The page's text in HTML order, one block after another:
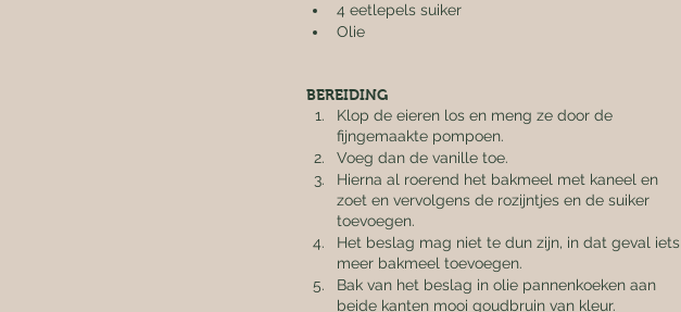
4 eetlepels suiker
Olie
BEREIDING
Klop de eieren los en meng ze door de
fijngemaakte pompoen.
Voeg dan de vanille toe.
Hierna al roerend het bakmeel met kaneel en
zoet en vervolgens de rozijntjes en de suiker
toevoegen.
Het beslag mag niet te dun zijn, in dat geval iets
meer bakmeel toevoegen.
Bak van het beslag in olie pannenkoeken aan
beide kanten mooi goudbruin van kleur.